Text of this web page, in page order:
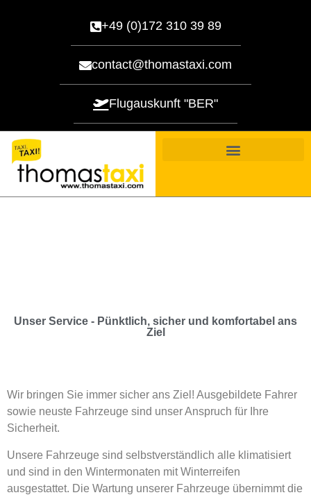
+49 (0)172 310 39 89
contact@thomastaxi.com
Flugauskunft "BER"
Unser Service - Pünktlich, sicher und komfortabel ans
Ziel
Wir bringen Sie immer sicher ans Ziel! Ausgebildete Fahrer
sowie neuste Fahrzeuge sind unser Anspruch für Ihre
Sicherheit.
Unsere Fahrzeuge sind selbstverständlich alle klimatisiert
und sind in den Wintermonaten mit Winterreifen
ausgestattet. Die Wartung unserer Fahrzeuge übernimmt die